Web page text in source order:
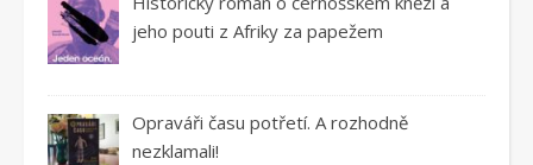
jeho pouti z Afriky za papežem
Opraváři času potřetí. A rozhodně
nezklamali!